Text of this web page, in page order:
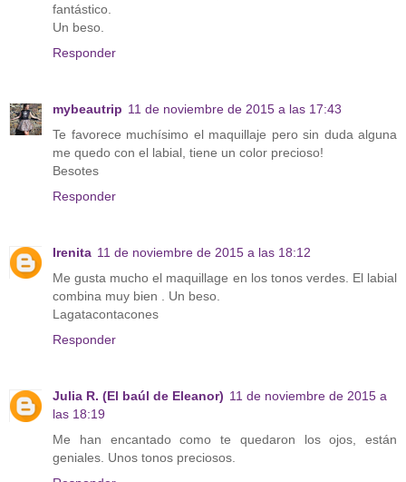
fantástico.
Un beso.
Responder
mybeautrip 11 de noviembre de 2015 a las 17:43
Te favorece muchísimo el maquillaje pero sin duda alguna
me quedo con el labial, tiene un color precioso!
Besotes
Responder
Irenita 11 de noviembre de 2015 a las 18:12
Me gusta mucho el maquillage en los tonos verdes. El labial
combina muy bien . Un beso.
Lagatacontacones
Responder
Julia R. (El baúl de Eleanor) 11 de noviembre de 2015 a
las 18:19
Me han encantado como te quedaron los ojos, están
geniales. Unos tonos preciosos.